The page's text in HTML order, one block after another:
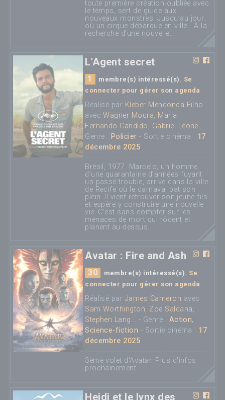
toute première création oubliée avec
le temps, sert de guide aux
nouveaux monstres. Jusqu’au jour
où un cirque débarque en ville… À la
recherche d'une nouvelle...
L'Agent secret
1 membre(s) intéressé(s). Se
connecter pour gérer son agenda
Réalisé par Kleber Mendonca Filho
avecWagner Moura, Maria
Fernando Candido, Gabriel Leone... -
Genre : Policier - Sortie cinéma : 17
décembre 2025
Brésil, 1977. Marcelo, un homme
d’une quarantaine d’années fuyant
un passé trouble, arrive dans la ville
de Recife où le carnaval bat son
plein. Il vient retrouver son jeune fils
et espère y construire une nouvelle
vie. C’est sans compter sur les
menaces de mort qui rôdent et
planent au-dessus...
Avatar : Fire and Ash
30 membre(s) intéressé(s). Se
connecter pour gérer son agenda
Réalisé par James Cameron avec
Sam Worthington, Zoe Saldana,
Stephen Lang... - Genre : Action,
Science-fiction - Sortie cinéma : 17
décembre 2025
3ème volet d'Avatar. Plus d'infos
prochainement.
Heidi et le lynx des